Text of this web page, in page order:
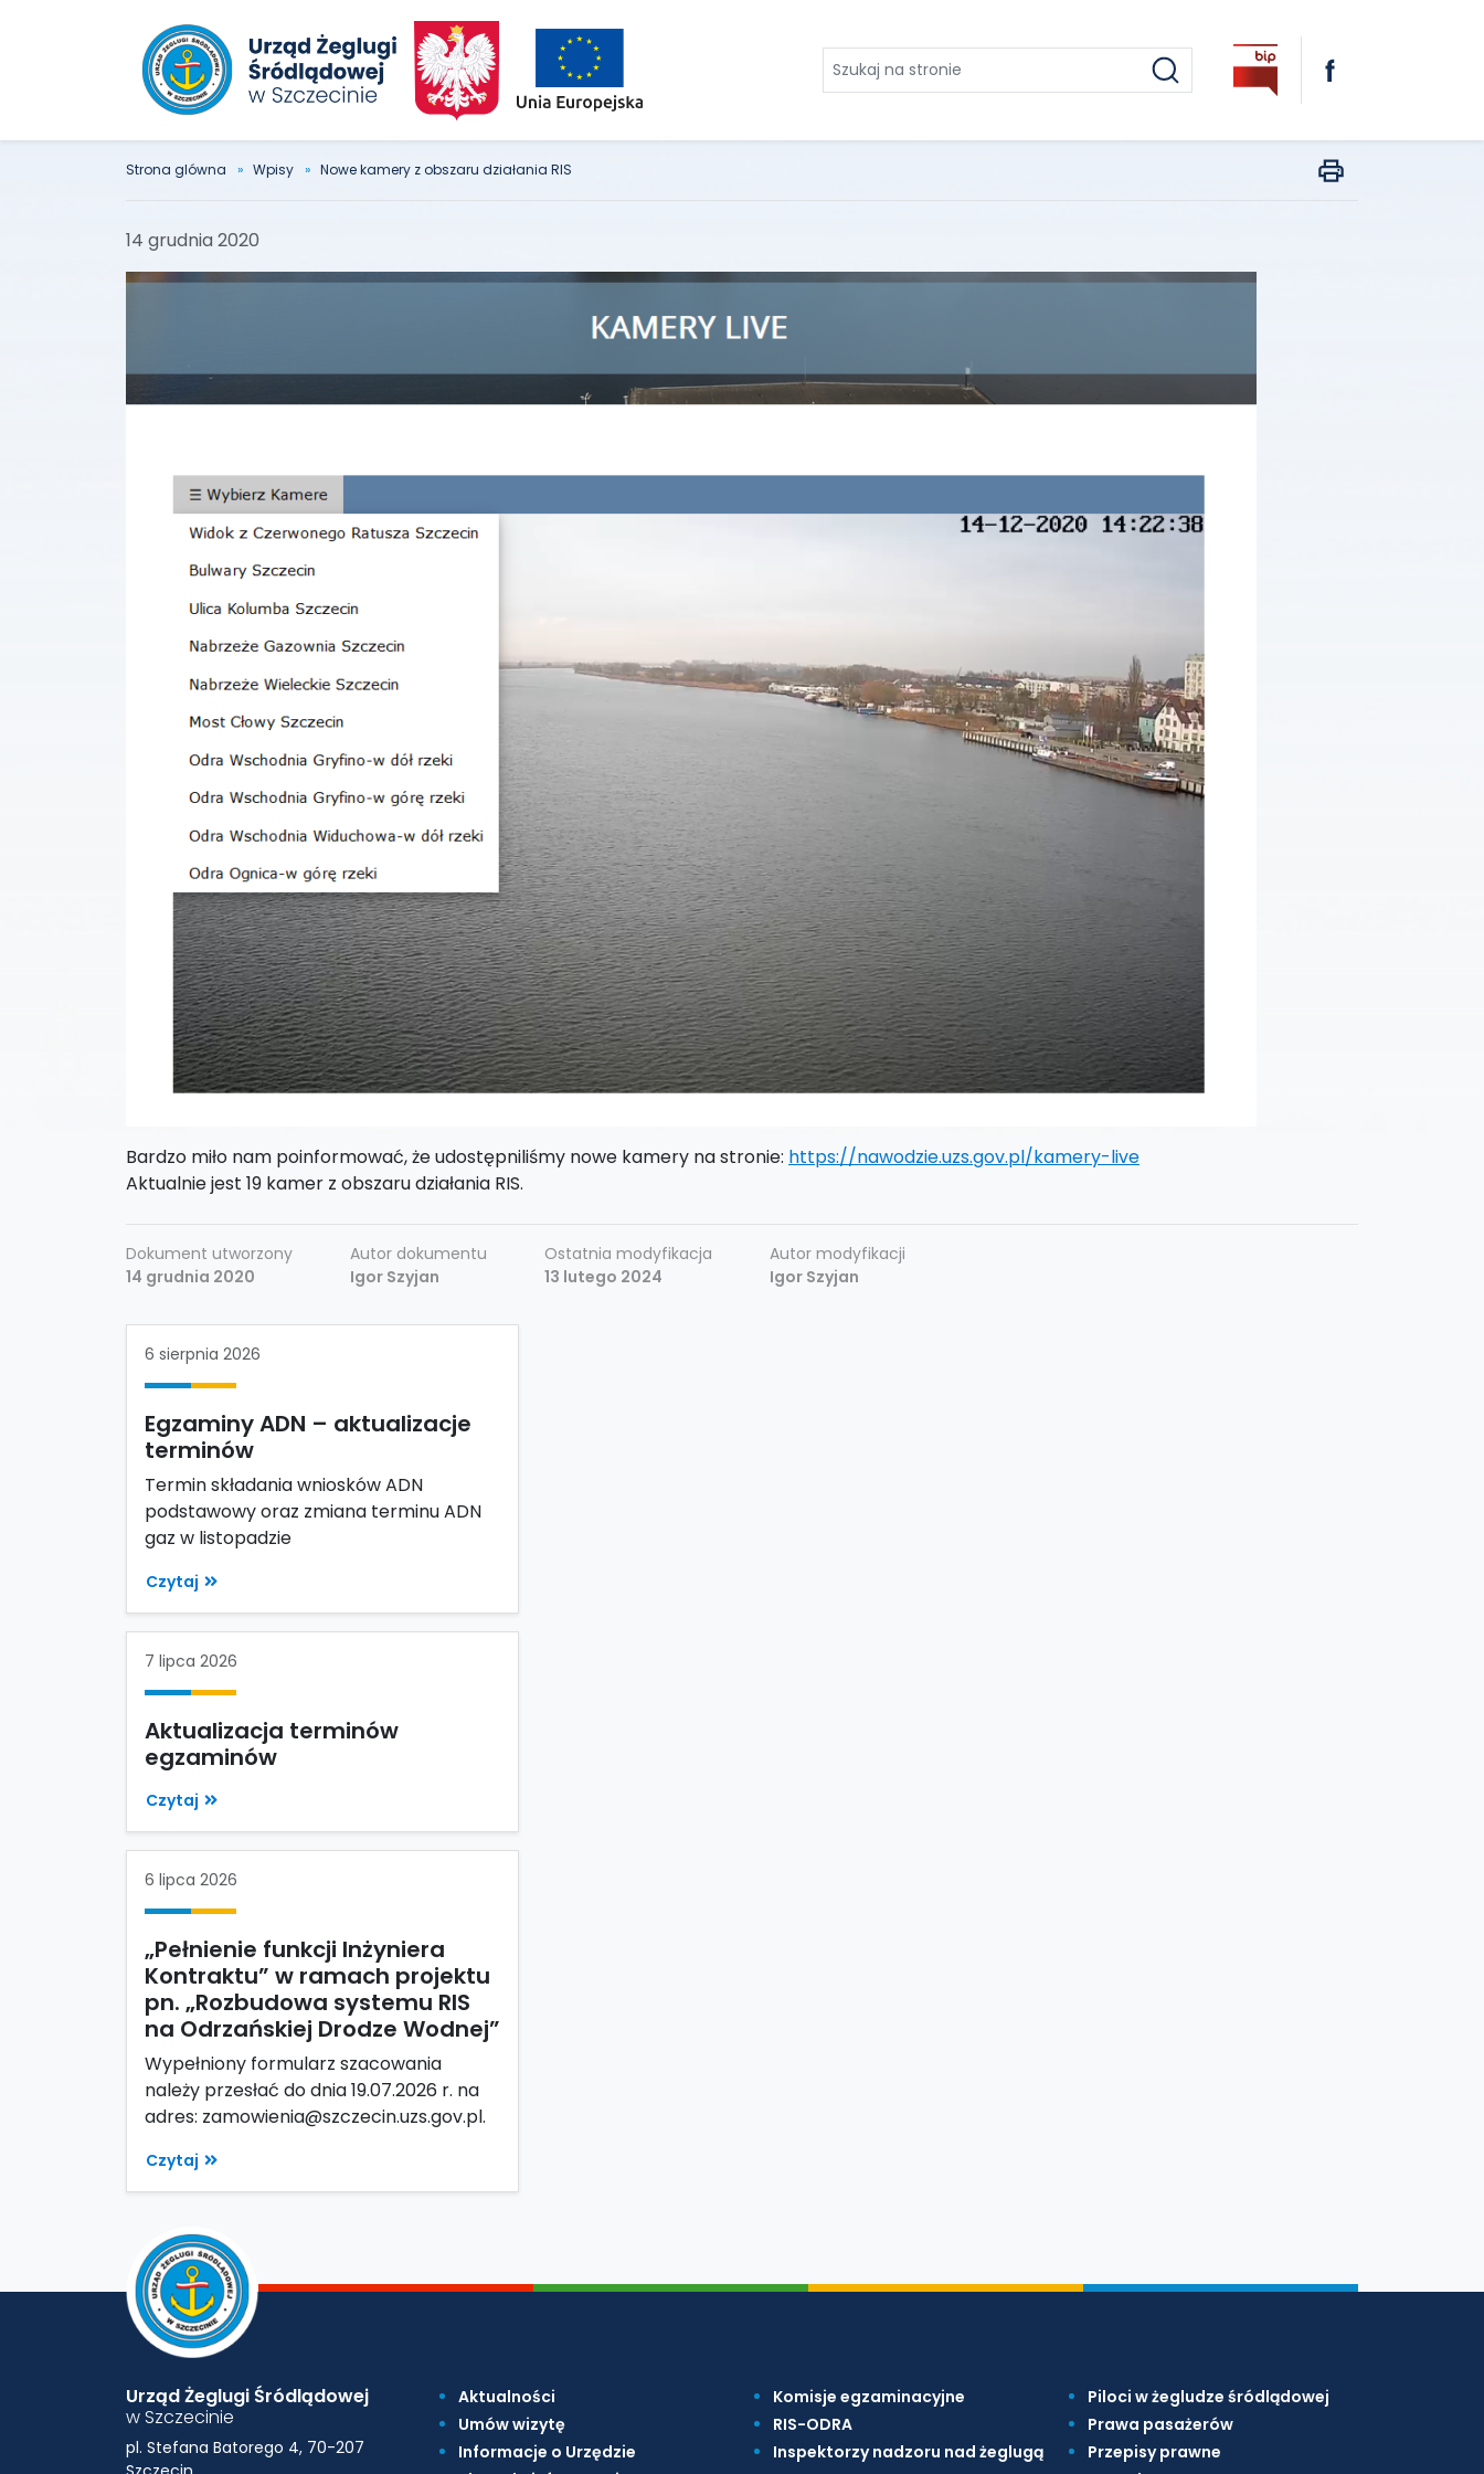
Szukaj
na
Strona glówna Wpisy Nowe kamery z obszaru działania RIS
14 grudnia 2020
Bardzo miło nam poinformować, że udostępniliśmy nowe kamery na stronie: https://nawodzie.uzs.gov.pl/kamery-live
Aktualnie jest 19 kamer z obszaru działania RIS.
Dokument utworzony
14 grudnia 2020
Autor dokumentu
Igor Szyjan
Ostatnia modyfikacja
13 lutego 2024
Autor modyfikacji
Igor Szyjan
6 sierpnia 2026
Egzaminy ADN – aktualizacje
terminów
Termin składania wniosków ADN
podstawowy oraz zmiana terminu ADN
gaz w listopadzie
Czytaj
7 lipca 2026
Aktualizacja terminów
egzaminów
Czytaj
6 lipca 2026
„Pełnienie funkcji Inżyniera
Kontraktu” w ramach projektu
pn. „Rozbudowa systemu RIS
na Odrzańskiej Drodze Wodnej”
Wypełniony formularz szacowania
należy przesłać do dnia 19.07.2026 r. na
adres: zamowienia@szczecin.uzs.gov.pl.
Czytaj
Urząd Żeglugi Śródlądowej
w Szczecinie
pl. Stefana Batorego 4, 70-207
Aktualności
Umów wizytę
Informacje o Urzędzie
Komisje egzaminacyjne
RIS-ODRA
Inspektorzy nadzoru nad żeglugą
Piloci w żegludze śródlądowej
Prawa pasażerów
Przepisy prawne